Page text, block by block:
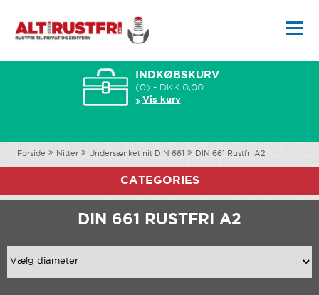
INDKØBSKURV
(0) - DKK 0,00
Vis kurv
Forside Nitter Undersænket nit DIN 661 DIN 661 Rustfri A2
CATEGORIES
DIN 661 RUSTFRI A2